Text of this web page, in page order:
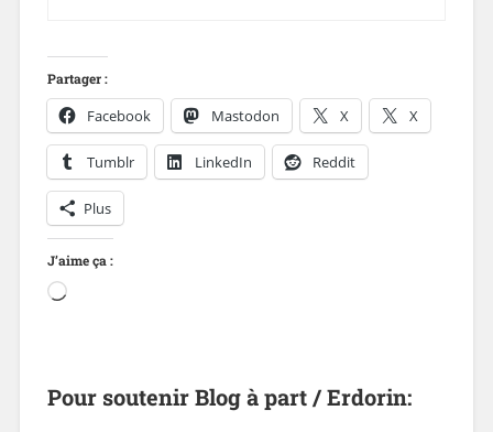
Partager :
Facebook Mastodon X X
Tumblr LinkedIn Reddit
Plus
J’aime ça :
Pour soutenir Blog à part / Erdorin: